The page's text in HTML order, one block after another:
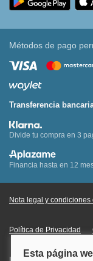
Métodos de pago
Transferencia
Divide tu compra en 3
Financia hasta en 12
Nota legal y
Política de Privacidad